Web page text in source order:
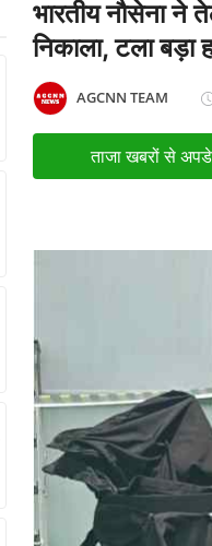
भारतीय नौसेना ने
निकाला, टला बड़ा
AGCNN TEAM
ताजा खबरों से